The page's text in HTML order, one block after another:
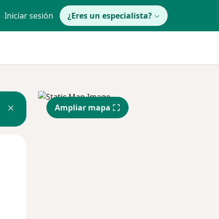
Iniciar sesión ¿Eres un especialista?
Ampliar mapa